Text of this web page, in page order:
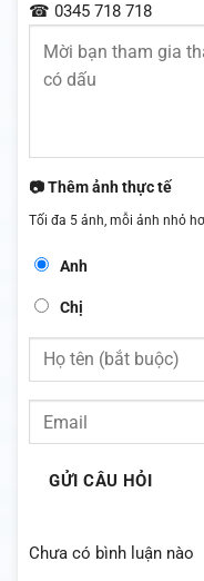
☎ 0345 718 718
📷 Thêm ảnh thực tế
Tối đa 5 ảnh, mỗi ảnh nhỏ
Anh
Chị
GỬI CÂU HỎI
Chưa có bình luận nào